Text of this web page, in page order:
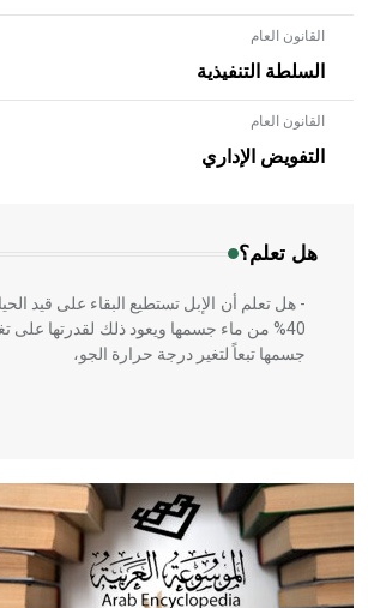
القانون العام
السلطة التنفيذية
القانون العام
التفويض الإداري
هل تعلم؟
- هل تعلم أن الأبلق نوع من الفنون
بالعمارة الإسلامية في بلاد الشام ومصر
المعمار على بناء مداميكه وخاصة في الواجهات
- هل تعلم أن الإبل تستطيع البقاء على قيد
40% من ماء جسمها ويعود ذلك لقدرتها على
جسمها تبعاً لتغير درجة حرارة الجو،
- هل تعلم أن أبقراط كتب في الطب
الحكم، الأدلة، تنظيم التغذية، ورسالته في
له الفضل بأنه حرر الطب من الدين والفلسفة.